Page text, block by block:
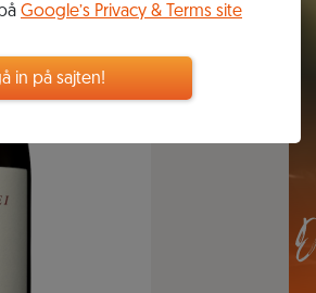
Google’s Privacy & Terms site
in på sajten!